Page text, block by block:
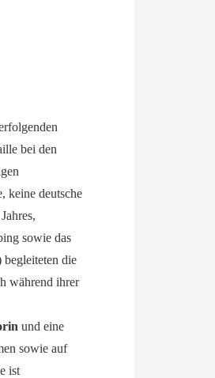
bei den
keine deutsche
sowie das
begleiteten die
während ihrer
und eine
sowie auf
ist